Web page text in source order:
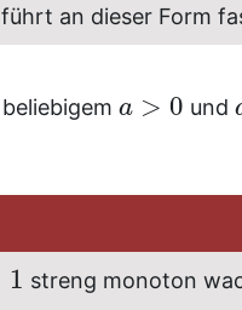
an dieser Form
a > 0 und
1 streng monoton